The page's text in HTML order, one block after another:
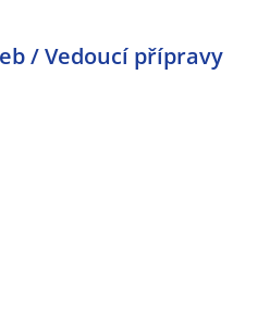
/ Vedoucí přípravy